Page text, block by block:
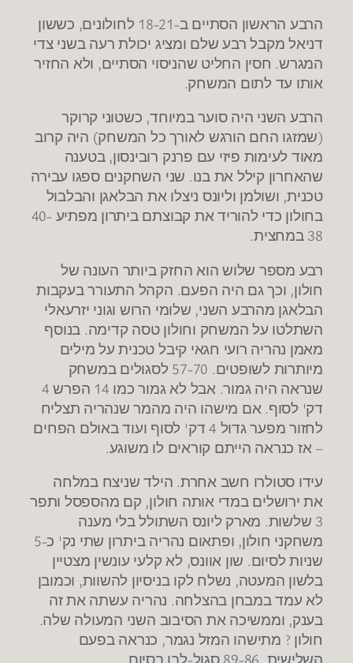
הרבע הראשון הסתיים ב-18-21 לחולונים, כששון
דניאל מקבל רבע שלם ומציג יכולת רעה בשני צדי
המגרש. חסין החליט שהניסוי הסתיים, ולא החזיר
אותו עד לתום המשחק.
הרבע השני היה סוער במיוחד, כשטוני קרוקר
(שמזגו החם הורגש לאורך כל המשחק) היה קרוב
מאוד לעימות פיזי עם פרנק רובינסון, בטענה
שהאחרון קילל את בנו. שני השחקנים ספגו עבירה
טכנית, ושולמן וליונס ניצלו את הבלאגן והבלבול
בחולון כדי להוריד את קבוצתם ביתרון מפתיע 40-
38 במחצית.
רבע מספר שלוש הוא החזק ביותר העונה של
חולון, וכך גם היה הפעם. הקהל התעורר בעקבות
הבלאגן מהרבע השני, שלומי הרוש וגוני יזרעאלי
השתלטו על המשחק וחולון טסה קדימה. בנוסף
מאמן נהריה רועי חגאי קיבל טכנית על מילים
מיותרות לשופטים. 57-70 לסגולים במשחק
שנראה היה גמור. אבל לא גמור כמו 14 הפרש 4
דק' לסוף. אם מישהו היה מהמר שנהריה תצליח
לחזור מפער גדול 4 דק' לסוף ועוד באולם הפחים
– אז כנראה הייתם קוראים לו משוגע.
עידו סטולרו חשב אחרת. הילד שניצח במלחה
את ירושלים במדי אותה חולון, קם מהספסל ותפר
3 שלשות. מארק ליונס השתולל בלי מענה
משחקני חולון, ופתאום נהריה ביתרון שתי נק' כ-5
שניות לסיום. שון אוונס, לא קלעי עונשין מצטיין
בלשון המעטה, נשלח לקו בניסיון להשוות, וכמובן
לא עמד במבחן בהצלחה. נהריה עשתה את זה
בענק, וממשיכה את הסיבוב השני המעולה שלה.
חולון ? מתישהו המזל נגמר, כנראה בפעם
השלישית. 89-86 סגול-לבן בסיום.